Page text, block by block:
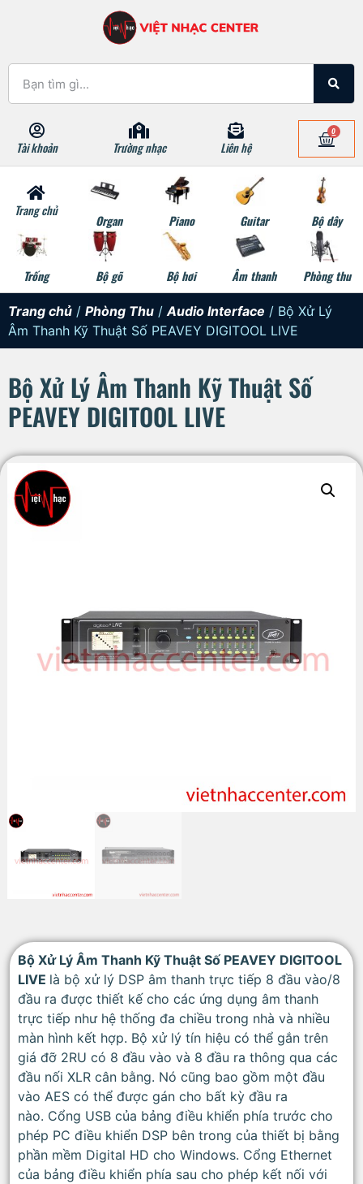
Tài khoản Trường nhạc Liên hệ
0
Trang chủ
Organ Piano Guitar Bộ dây
Trống Bộ gõ Bộ hơi Âm thanh Phòng thu
Trang chủ / Phòng Thu / Audio Interface / Bộ Xử Lý
Âm Thanh Kỹ Thuật Số PEAVEY DIGITOOL LIVE
Bộ Xử Lý Âm Thanh Kỹ Thuật Số
PEAVEY DIGITOOL LIVE
Bộ Xử Lý Âm Thanh Kỹ Thuật Số PEAVEY DIGITOOL
LIVE là bộ xử lý DSP âm thanh trực tiếp 8 đầu vào/8
đầu ra được thiết kế cho các ứng dụng âm thanh
trực tiếp như hệ thống đa chiều trong nhà và nhiều
màn hình kết hợp. Bộ xử lý tín hiệu có thể gắn trên
giá đỡ 2RU có 8 đầu vào và 8 đầu ra thông qua các
đầu nối XLR cân bằng. Nó cũng bao gồm một đầu
vào AES có thể được gán cho bất kỳ đầu ra
nào. Cổng USB của bảng điều khiển phía trước cho
phép PC điều khiển DSP bên trong của thiết bị bằng
phần mềm Digital HD cho Windows. Cổng Ethernet
của bảng điều khiển phía sau cho phép kết nối với